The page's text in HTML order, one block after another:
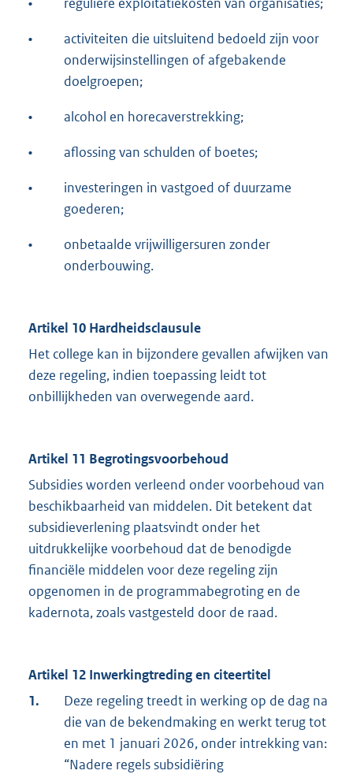
•
activiteiten die uitsluitend bedoeld zijn voor
onderwijsinstellingen of afgebakende
doelgroepen;
• alcohol en horecaverstrekking;
• aflossing van schulden of boetes;
•
investeringen in vastgoed of duurzame
goederen;
•
onbetaalde vrijwilligersuren zonder
onderbouwing.
Artikel 10 Hardheidsclausule
Het college kan in bijzondere gevallen afwijken van
deze regeling, indien toepassing leidt tot
onbillijkheden van overwegende aard.
Artikel 11 Begrotingsvoorbehoud
Subsidies worden verleend onder voorbehoud van
beschikbaarheid van middelen. Dit betekent dat
subsidieverlening plaatsvindt onder het
uitdrukkelijke voorbehoud dat de benodigde
financiële middelen voor deze regeling zijn
opgenomen in de programmabegroting en de
kadernota, zoals vastgesteld door de raad.
Artikel 12 Inwerkingtreding en citeertitel
1.
Deze regeling treedt in werking op de dag na
die van de bekendmaking en werkt terug tot
en met 1 januari 2026, onder intrekking van:
“Nadere regels subsidiëring